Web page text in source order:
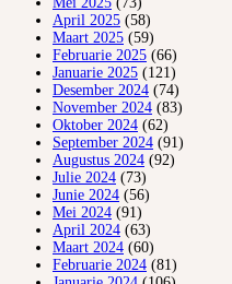
April 2025 (58)
Maart 2025 (59)
Februarie 2025 (66)
Januarie 2025 (121)
Desember 2024 (74)
November 2024 (83)
Oktober 2024 (62)
September 2024 (91)
Augustus 2024 (92)
Julie 2024 (73)
Junie 2024 (56)
Mei 2024 (91)
April 2024 (63)
Maart 2024 (60)
Februarie 2024 (81)